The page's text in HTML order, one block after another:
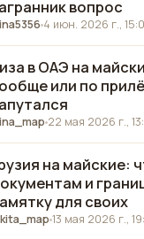
вопрос
4 июн. 2026 г.,
в ОАЭ на
или по
22 мая 2026 г.,
на майские:
и
для своих
13 мая 2026 г.,